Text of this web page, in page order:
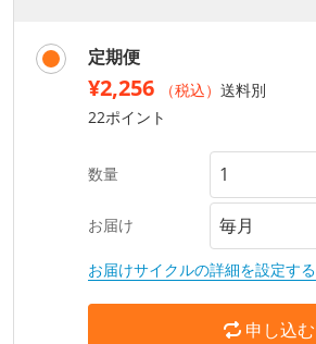
定期便
¥2,256 （税込） 送料別
22ポイント
数量
お届け
お届けサイクルの詳細を設定する
申し込む